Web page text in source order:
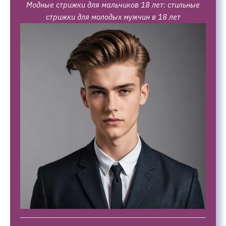
Модные стрижки для мальчиков 18 лет: стильные
стрижки для молодых мужчин в 18 лет